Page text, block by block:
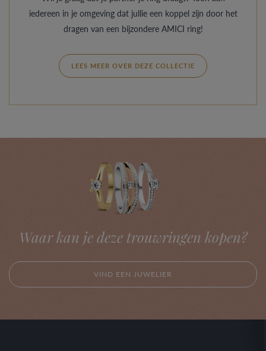
iedereen in je omgeving dat jullie een koppel zijn door het
dragen van een bijzondere AMICI ring!
LEES MEER OVER DEZE COLLECTIE
Waar kan je deze trouwringen kopen?
VIND EEN JUWELIER